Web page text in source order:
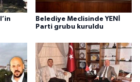
Belediye Meclisinde YENİ
Parti grubu kuruldu